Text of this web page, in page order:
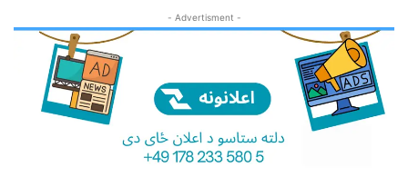
- Advertisment -